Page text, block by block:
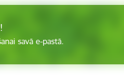
savā e-pastā.